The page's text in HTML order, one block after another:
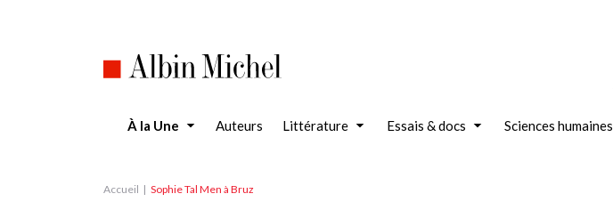
À la Une Auteurs Littérature Essais & docs Sciences humaines
Accueil Sophie Tal Men à Bruz